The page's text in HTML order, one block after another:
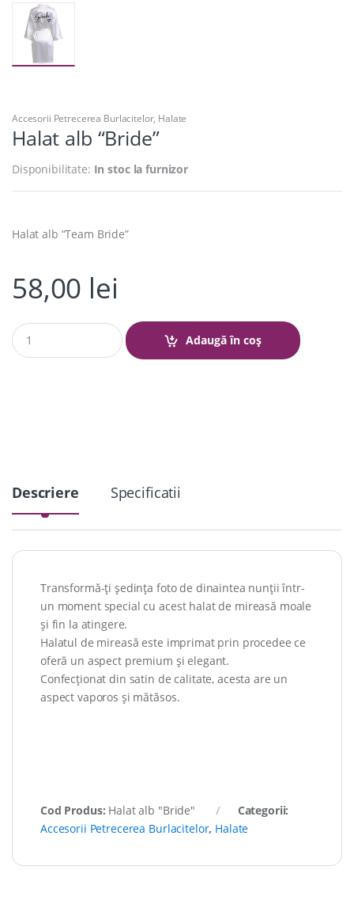
Accesorii Petrecerea Burlacitelor, Halate
Halat alb “Bride”
Disponibilitate: In stoc la furnizor
Halat alb “Team Bride”
58,00 lei
Q
u
a
Adaugă în coș
Descriere Specificatii
Transformă-ți ședința foto de dinaintea nunții într-
un moment special cu acest halat de mireasă moale
și fin la atingere.
Halatul de mireasă este imprimat prin procedee ce
oferă un aspect premium și elegant.
Confecționat din satin de calitate, acesta are un
aspect vaporos și mătăsos.
Cod Produs: Halat alb "Bride"
Categorii:
Accesorii Petrecerea Burlacitelor, Halate